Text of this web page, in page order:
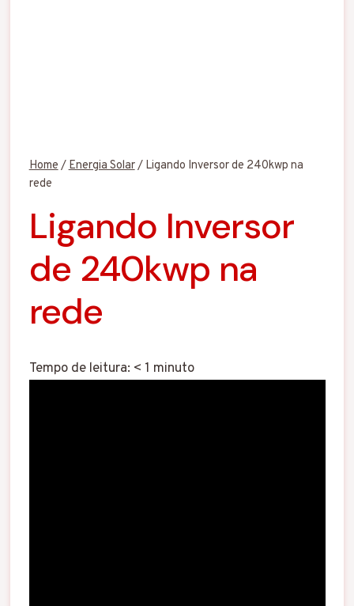
Home/Energia Solar/ Ligando Inversor de 240kwp na
rede
Ligando Inversor
de 240kwp na
rede
Tempo de leitura: < 1 minuto